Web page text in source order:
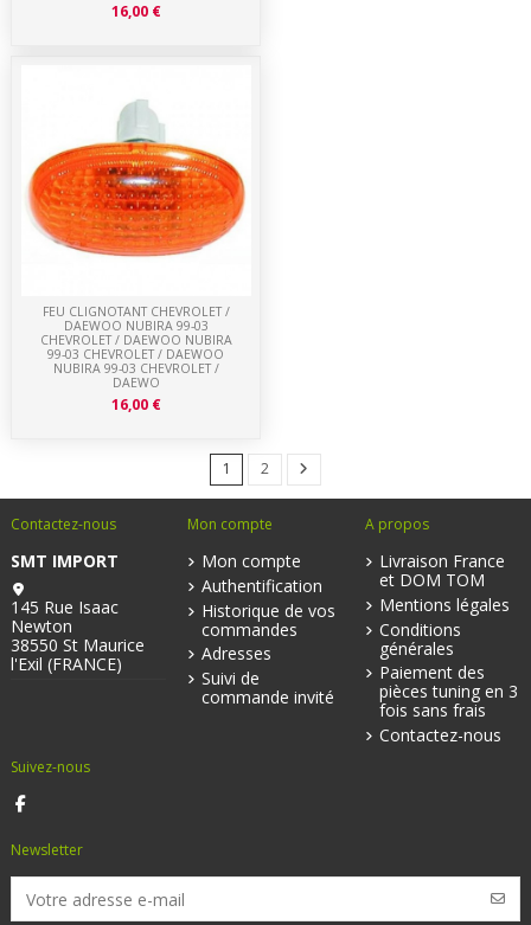
FEU CLIGNOTANT CHEVROLET /
DAEWOO NUBIRA 99-03
CHEVROLET / DAEWOO NUBIRA
99-03 CHEVROLET / DAEWOO
NUBIRA 99-03 CHEVROLET /
DAEWO
16,00 €
16,00 €
1 2
Contactez-nous
SMT IMPORT
145 Rue Isaac
Newton
38550 St Maurice
l'Exil (FRANCE)
Mon compte
Mon compte
Authentification
Historique de vos
commandes
Adresses
Suivi de
commande invité
A propos
Livraison France
et DOM TOM
Mentions légales
Conditions
générales
Paiement des
pièces tuning en 3
fois sans frais
Contactez-nous
Suivez-nous
Newsletter